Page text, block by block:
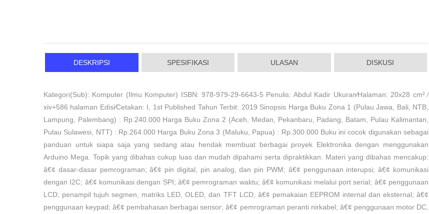
DESKRIPSI SPESIFIKASI ULASAN DISKUSI
Kategori(Sub): Komputer (Ilmu Komputer) ISBN: 978-979-29-6643-5 Penulis: Abdul Kadir Ukuran⁄Halaman: 20x28 cm² ⁄
xiv+586 halaman Edisi⁄Cetakan: I, 1st Published Tahun Terbit: 2019 Sinopsis Harga Buku Zona 1 (Pulau Jawa, Bali, NTB,
Lampung, Palembang) : Rp.240.000 Harga Buku Zona 2 (Aceh, Medan, Pekanbaru, Padang, Batam, Pulau Kalimantan,
Pulau Sulawesi, NTT) : Rp.264.000 Harga Buku Zona 3 (Maluku, Papua) : Rp.300.000 Buku ini cocok digunakan sebagai
panduan untuk siapa saja yang sedang atau hendak membuat berbagai proyek Elektronika dengan menggunakan
Arduino Mega. Topik yang dibahas cukup luas dan mudah dipahami serta dipraktikkan. Materi yang dibahas mencakup:
â€¢ dasar-dasar pemrograman; â€¢ pin digital, pin analog, dan pin PWM; â€¢ penggunaan interupsi; â€¢ komunikasi
dengan I2C; â€¢ komunikasi dengan SPI; â€¢ pemrograman waktu; â€¢ komunikasi melalui port serial; â€¢ penggunaan
LCD, penampil tujuh segmen, matriks LED, OLED, dan TFT LCD; â€¢ pemakaian EEPROM internal dan eksternal; â€¢
penggunaan keypad; â€¢ pembahasan berbagai sensor; â€¢ pemrograman peranti nirkabel; â€¢ penggunaan motor DC,